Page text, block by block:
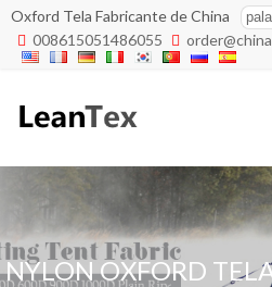
Oxford Tela Fabricante de China
 008615051486055 
NYLON OXFORD